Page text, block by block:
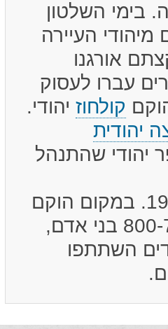
בימי השלטון
מיהודי העיירה
אורגנו
עברו לעסוק
קולחוז יהודי.
יהודית
יהודי שהתנהל
הגרמנים כבשו את סולובקובצי ב-9 ביולי 1941. במקום הוקם
גטו. הגטו חוסל בסתיו 1942; תושביו, כ-800-700 בני אדם,
השתתפו